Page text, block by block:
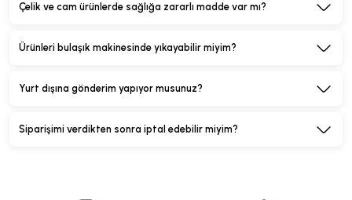
Çelik ve cam ürünlerde sağlığa zararlı madde var mı?
Ürünleri bulaşık makinesinde yıkayabilir miyim?
Yurt dışına gönderim yapıyor musunuz?
Siparişimi verdikten sonra iptal edebilir miyim?